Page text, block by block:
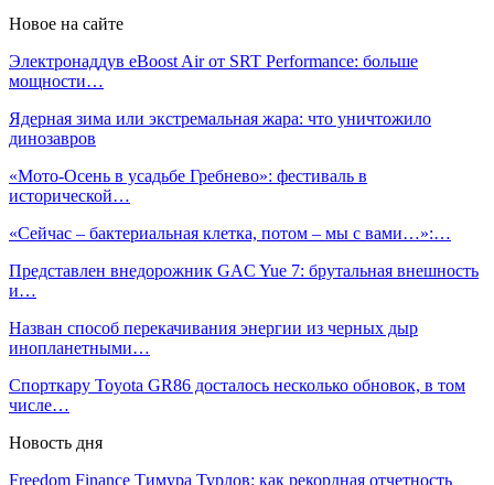
Новое на сайте
Электронаддув eBoost Air от SRT Performance: больше
мощности…
Ядерная зима или экстремальная жара: что уничтожило
динозавров
«Мото-Осень в усадьбе Гребнево»: фестиваль в
исторической…
«Сейчас – бактериальная клетка, потом – мы с вами…»:…
Представлен внедорожник GAC Yue 7: брутальная внешность
и…
Назван способ перекачивания энергии из черных дыр
инопланетными…
Спорткару Toyota GR86 досталось несколько обновок, в том
числе…
Новость дня
Freedom Finance Тимура Турлов: как рекордная отчетность